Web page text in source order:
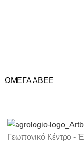
ΩΜΕΓΑ ΑΒΕΕ
Γεωπονικό Κέντρο -